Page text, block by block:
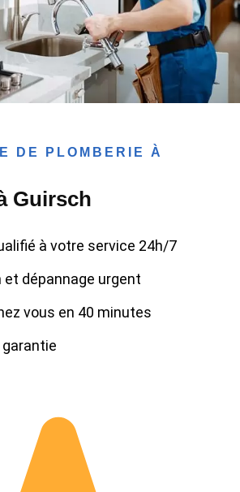
DE PLOMBERIE À
Guirsch
à votre service 24h/7
dépannage urgent
vous en 40 minutes